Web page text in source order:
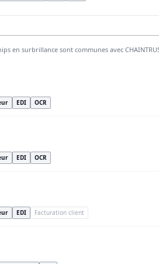
en surbrillance sont communes avec
EDI OCR
EDI OCR
EDI Facturation client